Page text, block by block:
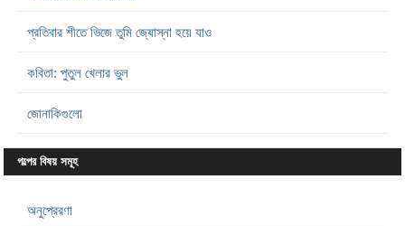
প্রতিবার শীতে ভিজে তুমি জ্যোস্না হয়ে যাও
কবিতা: পুতুল খেলার ভুল
জোনাকিগুলো
গল্পের বিষয় সমূহ
অনুপ্রেরণা